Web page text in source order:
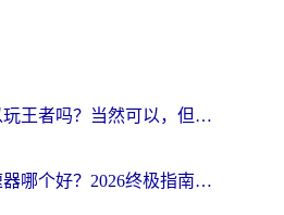
身在国外可以玩王者吗？当然可以，但你需要这份“加速”指南
海外游戏加速器哪个好？2026终极指南帮你畅玩国服+解决卡顿难题